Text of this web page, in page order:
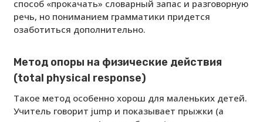
способ «прокачать» словарный запас и разговорную
речь, но пониманием грамматики придется
озаботиться дополнительно.
Метод опоры на физические действия
(total physical response)
Такое метод особенно хорош для маленьких детей.
Учитель говорит jump и показывает прыжки (а